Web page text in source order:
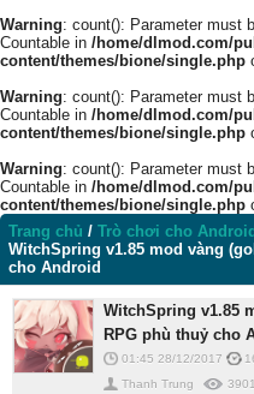
Warning: count(): Parameter must
Countable in /home/dlmod.com/
content/themes/bione/single.php
Warning: count(): Parameter must
Countable in /home/dlmod.com/
content/themes/bione/single.php
Warning: count(): Parameter must
Countable in /home/dlmod.com/
content/themes/bione/single.php
Trang chủ / Trò chơi cho Android
WitchSpring v1.85 mod vàng
cho Android
WitchSpring v1.85
RPG phù thuỷ cho
01:45 28/12/2017
Thanh Trung